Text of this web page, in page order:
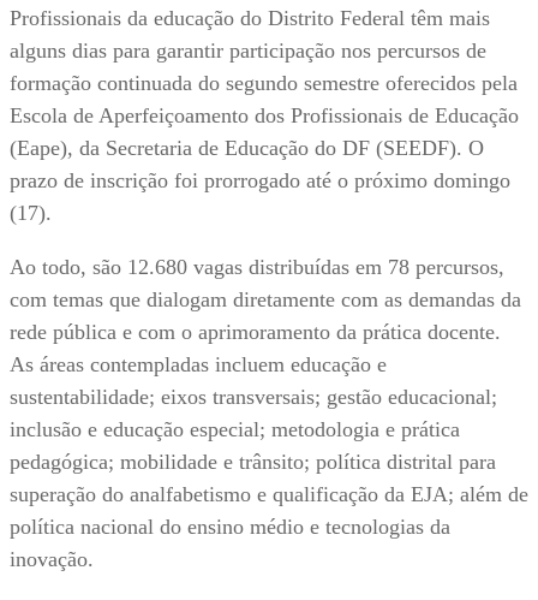
Profissionais da educação do Distrito Federal têm mais
alguns dias para garantir participação nos percursos de
formação continuada do segundo semestre oferecidos pela
Escola de Aperfeiçoamento dos Profissionais de Educação
(Eape), da Secretaria de Educação do DF (SEEDF). O
prazo de inscrição foi prorrogado até o próximo domingo
(17).
Ao todo, são 12.680 vagas distribuídas em 78 percursos,
com temas que dialogam diretamente com as demandas da
rede pública e com o aprimoramento da prática docente.
As áreas contempladas incluem educação e
sustentabilidade; eixos transversais; gestão educacional;
inclusão e educação especial; metodologia e prática
pedagógica; mobilidade e trânsito; política distrital para
superação do analfabetismo e qualificação da EJA; além de
política nacional do ensino médio e tecnologias da
inovação.